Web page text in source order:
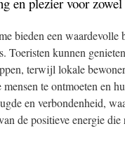
bieden een
Toeristen kunnen
terwijl lokale
te ontmoeten en
en verbondenheid,
de positieve energie